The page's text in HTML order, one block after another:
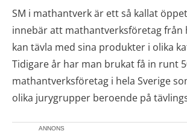
SM i mathantverk är ett så kallat
innebär att mathantverksföretag från
kan tävla med sina produkter i olika
Tidigare år har man brukat få in runt
mathantverksföretag i hela Sverige
olika jurygrupper beroende på
ANNONS